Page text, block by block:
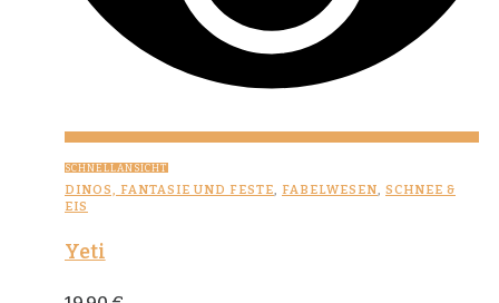
SCHNELLANSICHT
DINOS, FANTASIE UND FESTE, FABELWESEN, SCHNEE &
EIS
Yeti